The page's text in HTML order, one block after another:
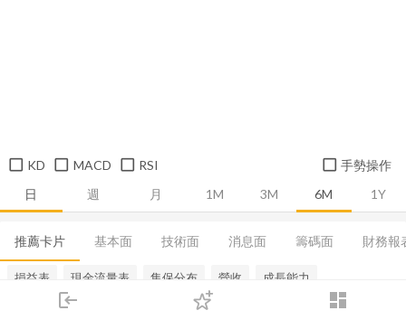
login dashboard
下單
日 週 月 1M 3M 6M 1Y
KD MACD RSI 手勢操作
推薦卡片 基本面 技術面 消息面 籌碼面 財務報
損益表 現金流量表 集保分布 營收 成長能力